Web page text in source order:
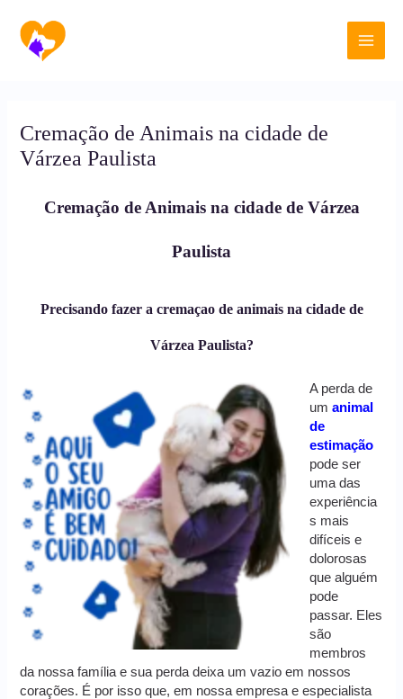
para
conteúdo
Main
Cremação de Animais na cidade de
Várzea Paulista
Cremação de Animais na cidade de Várzea
Paulista
Precisando fazer a cremaçao de animais na cidade de
Várzea Paulista?
A perda de
umanimal
de
estimação
pode ser
uma das
experiência
s mais
difíceis e
dolorosas
que alguém
pode
passar. Eles
são
membros
da nossa família e sua perda deixa um vazio em nossos
corações. É por isso que, em nossa empresa e especialista